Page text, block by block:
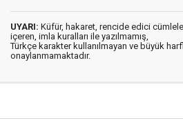
UYARI: Küfür, hakaret, rencide edici
içeren, imla kuralları ile yazılmamış,
Türkçe karakter kullanılmayan ve büyük
onaylanmamaktadır.